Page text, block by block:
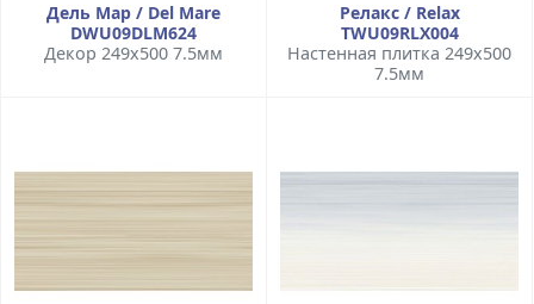
Дель Мар / Del Mare
DWU09DLM624
Декор 249x500 7.5мм
Релакс / Relax
TWU09RLX004
Настенная плитка 249x500
7.5мм